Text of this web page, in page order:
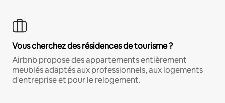
Vous cherchez des résidences de tourisme ?
Airbnb propose des appartements entièrement
meublés adaptés aux professionnels, aux logements
d'entreprise et pour le relogement.